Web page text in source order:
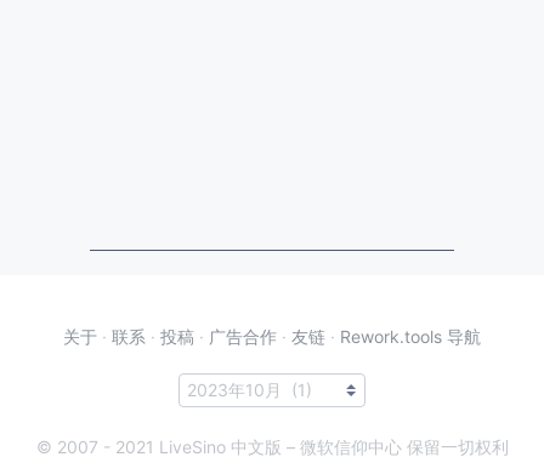
关于 · 联系 · 投稿 · 广告合作 · 友链 · Rework.tools 导航
© 2007 - 2021 LiveSino 中文版 – 微软信仰中心 保留一切权利